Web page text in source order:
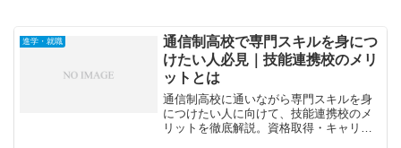
進学・就職
通信制高校で専門スキルを身につ
けたい人必見｜技能連携校のメリ
ットとは
通信制高校に通いながら専門スキルを身
につけたい人に向けて、技能連携校のメ
リットを徹底解説。資格取得・キャリア